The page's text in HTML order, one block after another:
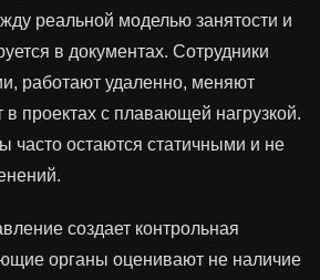
реальной моделью занятости и
в документах. Сотрудники
работают удаленно, меняют
в проектах с плавающей нагрузкой.
часто остаются статичными и не
создает контрольная
органы оценивают не наличие